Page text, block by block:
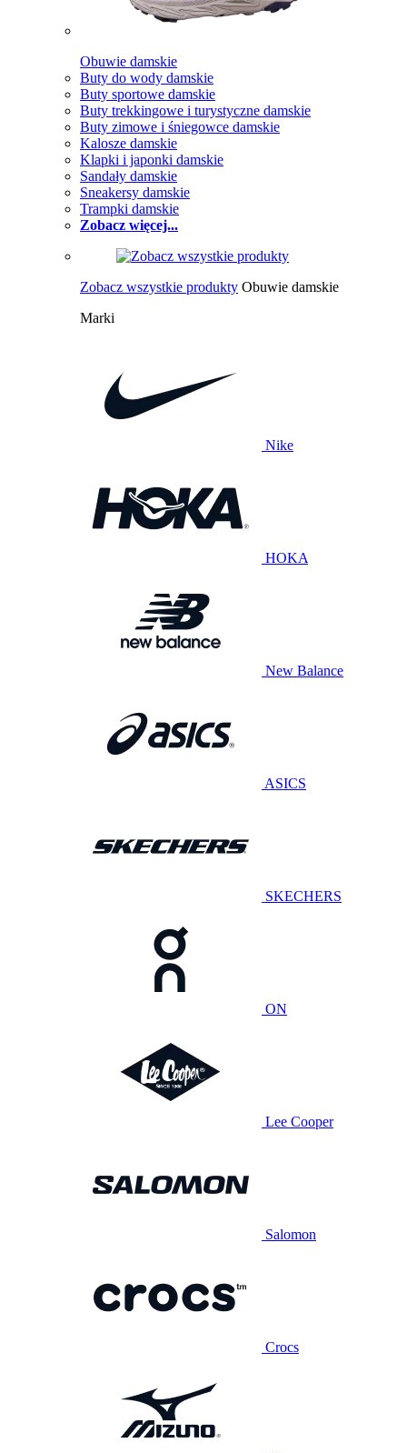
Obuwie damskie
Buty do wody damskie
Buty sportowe damskie
Buty trekkingowe i turystyczne damskie
Buty zimowe i śniegowce damskie
Kalosze damskie
Klapki i japonki damskie
Sandały damskie
Sneakersy damskie
Trampki damskie
Zobacz więcej...
Zobacz wszystkie produkty Obuwie damskie
Marki
Nike
HOKA
New Balance
ASICS
SKECHERS
ON
Lee Cooper
Salomon
Crocs